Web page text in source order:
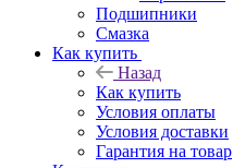
Подшипники
Смазка
Как купить
Назад
Как купить
Условия оплаты
Условия доставки
Гарантия на товар